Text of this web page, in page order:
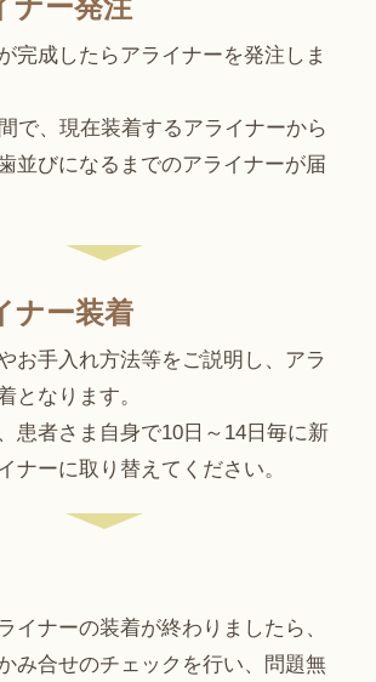
ナー発注
完成したらアライナーを発注しま
で、現在装着するアライナーから
並びになるまでのアライナーが届
ナー装着
お手入れ方法等をご説明し、アラ
となります。
患者さま自身で10日～14日毎に新
ナーに取り替えてください。
イナーの装着が終わりましたら、
み合せのチェックを行い、問題無